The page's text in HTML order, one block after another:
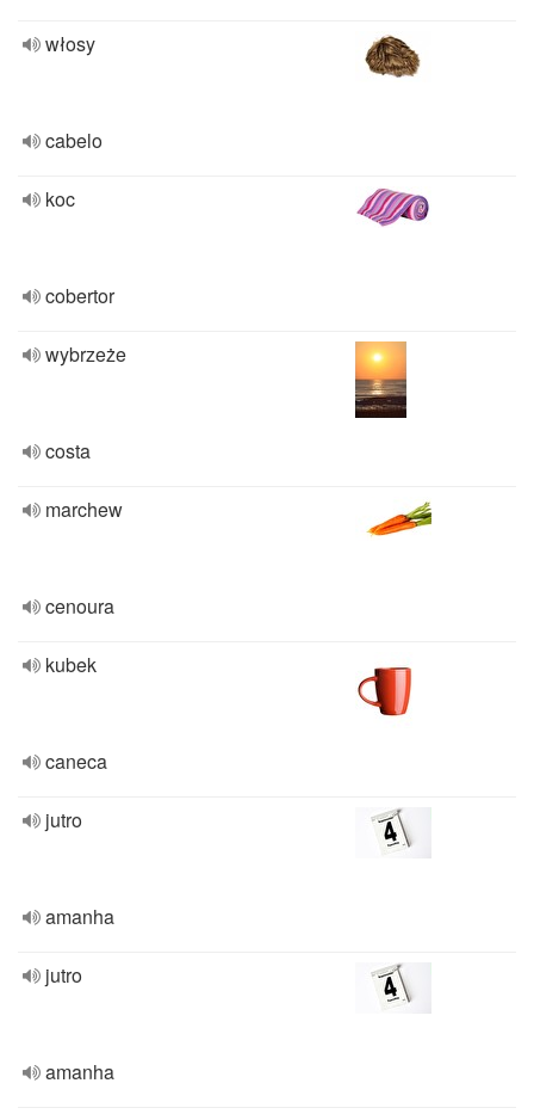
włosy
cabelo
koc
cobertor
wybrzeże
costa
marchew
cenoura
kubek
caneca
jutro
amanha
jutro
amanha